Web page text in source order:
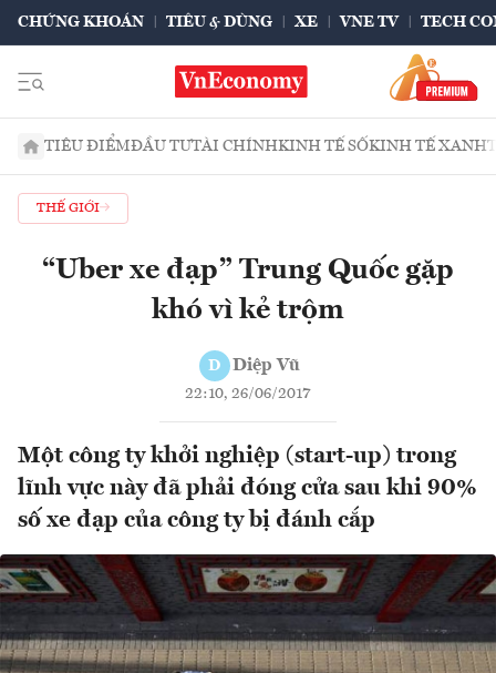
CHỨNG KHOÁN TIÊU & DÙNG XE VNE TV TECH
TIÊU ĐIỂMĐẦU TƯTÀI CHÍNHKINH TẾ SỐKINH TẾ XANH
THẾ GIỚI
“Uber xe đạp” Trung Quốc gặp
khó vì kẻ trộm
D Diệp Vũ
22:10, 26/06/2017
Một công ty khởi nghiệp (start-up) trong
lĩnh vực này đã phải đóng cửa sau khi 90%
số xe đạp của công ty bị đánh cắp